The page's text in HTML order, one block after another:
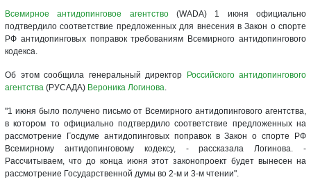
Всемирное антидопинговое агентство(WADA) 1 июня официально
подтвердило соответствие предложенных для внесения в Закон о спорте
РФ антидопинговых поправок требованиям Всемирного антидопингового
кодекса.
Об этом сообщила генеральный директор
Российского антидопингового
агентства (РУСАДА) Вероника Логинова.
"1 июня было получено письмо от Всемирного антидопингового агентства,
в котором то официально подтвердило соответствие предложенных на
рассмотрение Госдуме антидопинговых поправок в Закон о спорте РФ
Всемирному антидопинговому кодексу, - рассказала Логинова. -
Рассчитываем, что до конца июня этот законопроект будет вынесен на
рассмотрение Государственной думы во 2-м и 3-м чтении".